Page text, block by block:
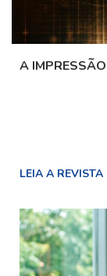
A
LEIA A